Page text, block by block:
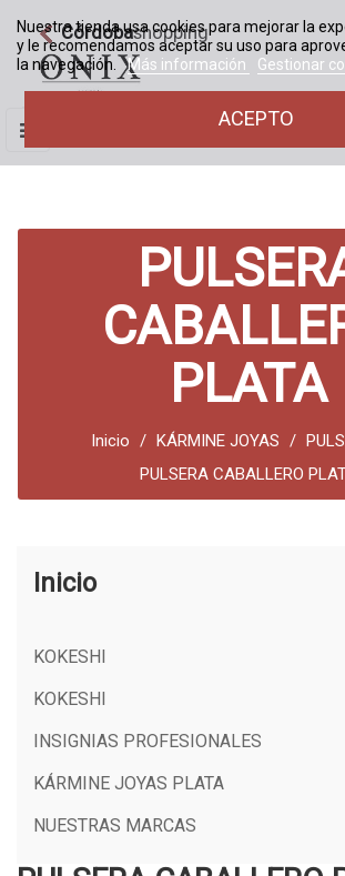
Córdobashopping
Nuestra tienda usa cookies para mejorar la
y le recomendamos aceptar su uso para
la navegación.
Más información Gestionar
ACEPTO
Navegación
de
palanca
☰
PLATA
Inicio KÁRMINE JOYAS
PULSERA CABALLERO
Inicio
KOKESHI
KOKESHI
INSIGNIAS PROFESIONALES
KÁRMINE JOYAS PLATA
NUESTRAS MARCAS